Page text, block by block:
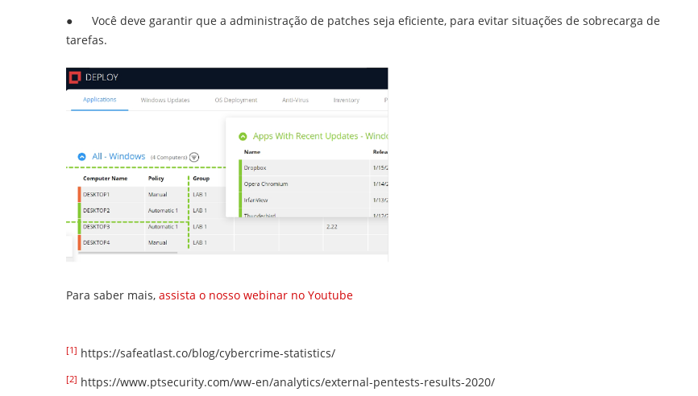
● Você deve garantir que a administração de patches seja eficiente, para evitar situações de sobrecarga de
tarefas.
Para saber mais, assista o nosso webinar no Youtube
[1] https://safeatlast.co/blog/cybercrime-statistics/
[2] https://www.ptsecurity.com/ww-en/analytics/external-pentests-results-2020/